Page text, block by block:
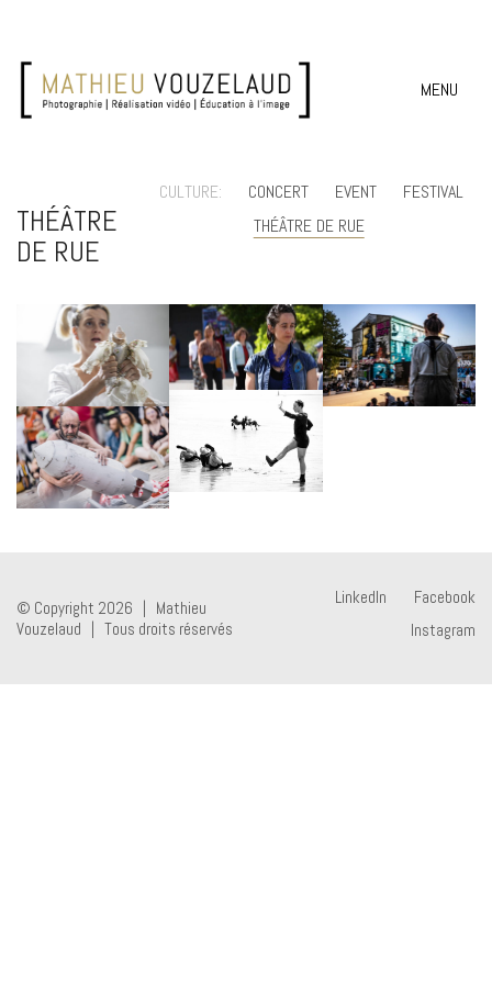
MENU
THÉÂTRE
DE RUE
CULTURE: CONCERT EVENT
FESTIVAL
THÉÂTRE DE RUE
LinkedIn
Facebook
Instagram
© Copyright 2026 | Mathieu
Vouzelaud | Tous droits réservés